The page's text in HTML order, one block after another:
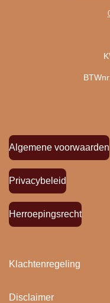
Algemene voorwaarden
Privacybeleid
Herroepingsrecht
Klachtenregeling
Disclaimer